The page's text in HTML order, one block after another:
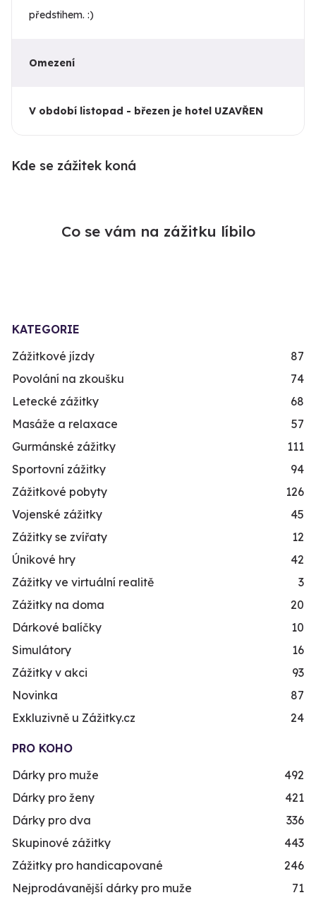
předstihem. :)
Omezení
V období listopad - březen je hotel UZAVŘEN
Kde se zážitek koná
Co se vám na zážitku líbilo
KATEGORIE
Zážitkové jízdy
87
Povolání na zkoušku
74
Letecké zážitky
68
Masáže a relaxace
57
Gurmánské zážitky
111
Sportovní zážitky
94
Zážitkové pobyty
126
Vojenské zážitky
45
Zážitky se zvířaty
12
Únikové hry
42
Zážitky ve virtuální realitě
3
Zážitky na doma
20
Dárkové balíčky
10
Simulátory
16
Zážitky v akci
93
Novinka
87
Exkluzivně u Zážitky.cz
24
PRO KOHO
Dárky pro muže
492
Dárky pro ženy
421
Dárky pro dva
336
Skupinové zážitky
443
Zážitky pro handicapované
246
Nejprodávanější dárky pro muže
71